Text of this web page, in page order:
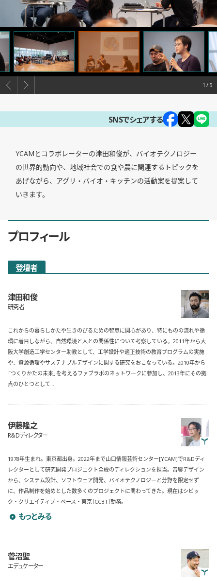
1
SNSでシェアする
YCAMとコラボレーターの津田和俊が、バイオテクノロジー
の世界的動向や、地域社会での食や農に関連するトピックを
あげながら、アグリ・バイオ・キッチンの活動案を提案して
いきます。
プロフィール
登壇者
津田和俊
研究者
これからの暮らしかたや生きのびるための智恵に関心があり、特にものの流れや循
環に着目しながら、自然環境と人との関係性について考察している。2011年から大
阪大学創造工学センター助教として、工学設計や適正技術の教育プログラムの実施
や、資源循環やサステナブルデザインに関する研究をおこなっている。2010年から
「つくりかたの未来」を考えるファブラボのネットワークに参加し、2013年にその拠
点のひとつとして ...
伊藤隆之
R＆Dディレクター
1978年生まれ。東京都出身。2022年まで山口情報芸術センター[YCAM]でR&Dディ
レクターとして研究開発プロジェクト全般のディレクションを担当。音響デザイン
から、システム設計、ソフトウェア開発、バイオテクノロジーと分野を限定せず
に、作品制作を始めとした数多くのプロジェクトに関わってきた。現在はシビッ
ク・クリエイティブ・ベース・東京［CCBT］勤務。
伊藤隆之のプロフィールを詳しく見る
もっとみる
菅沼聖
エデュケーター